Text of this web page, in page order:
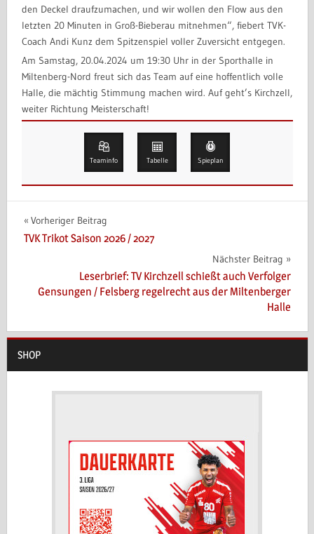
den Deckel draufzumachen, und wir wollen den Flow aus den
letzten 20 Minuten in Groß-Bieberau mitnehmen“, fiebert TVK-
Coach Andi Kunz dem Spitzenspiel voller Zuversicht entgegen.
Am Samstag, 20.04.2024 um 19:30 Uhr in der Sporthalle in
Miltenberg-Nord freut sich das Team auf eine hoffentlich volle
Halle, die mächtig Stimmung machen wird. Auf geht’s Kirchzell,
weiter Richtung Meisterschaft!
Teaminfo Tabelle Spieplan
Beitragsnavigation
Vorheriger Beitrag
TVK Trikot Saison 2026 / 2027
Nächster Beitrag
Leserbrief: TV Kirchzell schießt auch Verfolger
Gensungen / Felsberg regelrecht aus der Miltenberger
Halle
SHOP